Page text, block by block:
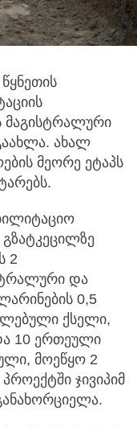
მაგისტრალური
ახალ
მეორე ეტაპს
2
და
0,5
ქსელი,
10 ერთეული
მოეწყო 2
ჯივიპიმ